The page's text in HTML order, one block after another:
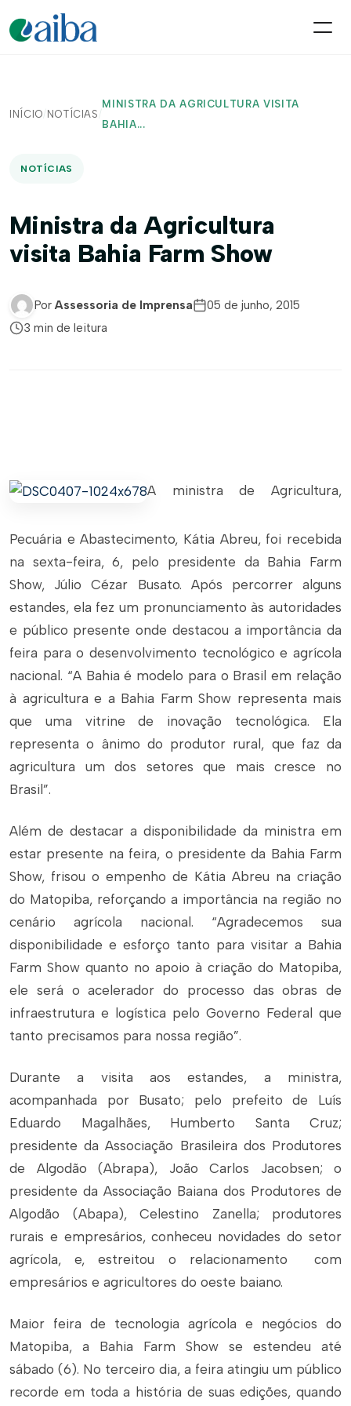
INÍCIO/ NOTÍCIAS /
MINISTRA DA AGRICULTURA VISITA
BAHIA...
NOTÍCIAS
Ministra da Agricultura
visita Bahia Farm Show
Por Assessoria de Imprensa
05 de junho, 2015
3 min de leitura
A ministra de Agricultura,
Pecuária e Abastecimento, Kátia Abreu, foi recebida
na sexta-feira, 6, pelo presidente da Bahia Farm
Show, Júlio Cézar Busato. Após percorrer alguns
estandes, ela fez um pronunciamento às autoridades
e público presente onde destacou a importância da
feira para o desenvolvimento tecnológico e agrícola
nacional. “A Bahia é modelo para o Brasil em relação
à agricultura e a Bahia Farm Show representa mais
que uma vitrine de inovação tecnológica. Ela
representa o ânimo do produtor rural, que faz da
agricultura um dos setores que mais cresce no
Brasil”.
Além de destacar a disponibilidade da ministra em
estar presente na feira, o presidente da Bahia Farm
Show, frisou o empenho de Kátia Abreu na criação
do Matopiba, reforçando a importância na região no
cenário agrícola nacional. “Agradecemos sua
disponibilidade e esforço tanto para visitar a Bahia
Farm Show quanto no apoio à criação do Matopiba,
ele será o acelerador do processo das obras de
infraestrutura e logística pelo Governo Federal que
tanto precisamos para nossa região”.
Durante a visita aos estandes, a ministra,
acompanhada por Busato; pelo prefeito de Luís
Eduardo Magalhães, Humberto Santa Cruz;
presidente da Associação Brasileira dos Produtores
de Algodão (Abrapa), João Carlos Jacobsen; o
presidente da Associação Baiana dos Produtores de
Algodão (Abapa), Celestino Zanella; produtores
rurais e empresários, conheceu novidades do setor
agrícola, e, estreitou o relacionamento com
empresários e agricultores do oeste baiano.
Maior feira de tecnologia agrícola e negócios do
Matopiba, a Bahia Farm Show se estendeu até
sábado (6). No terceiro dia, a feira atingiu um público
recorde em toda a história de suas edições, quando